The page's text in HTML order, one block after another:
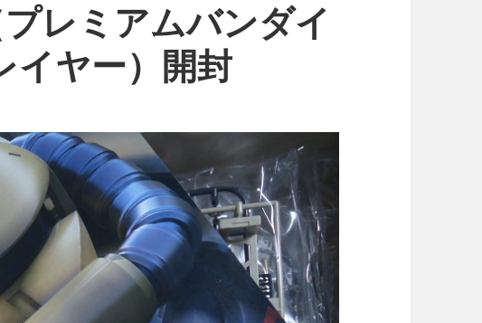
レミアムバンダイ
イヤー）開封